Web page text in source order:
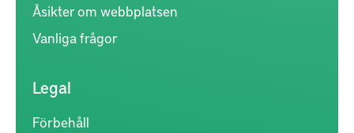
Åsikter om webbplatsen
Vanliga frågor
Legal
Förbehåll